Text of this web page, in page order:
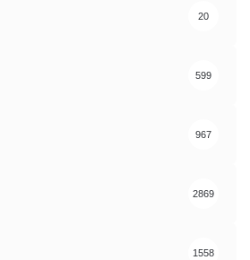
20
599
967
2869
1558